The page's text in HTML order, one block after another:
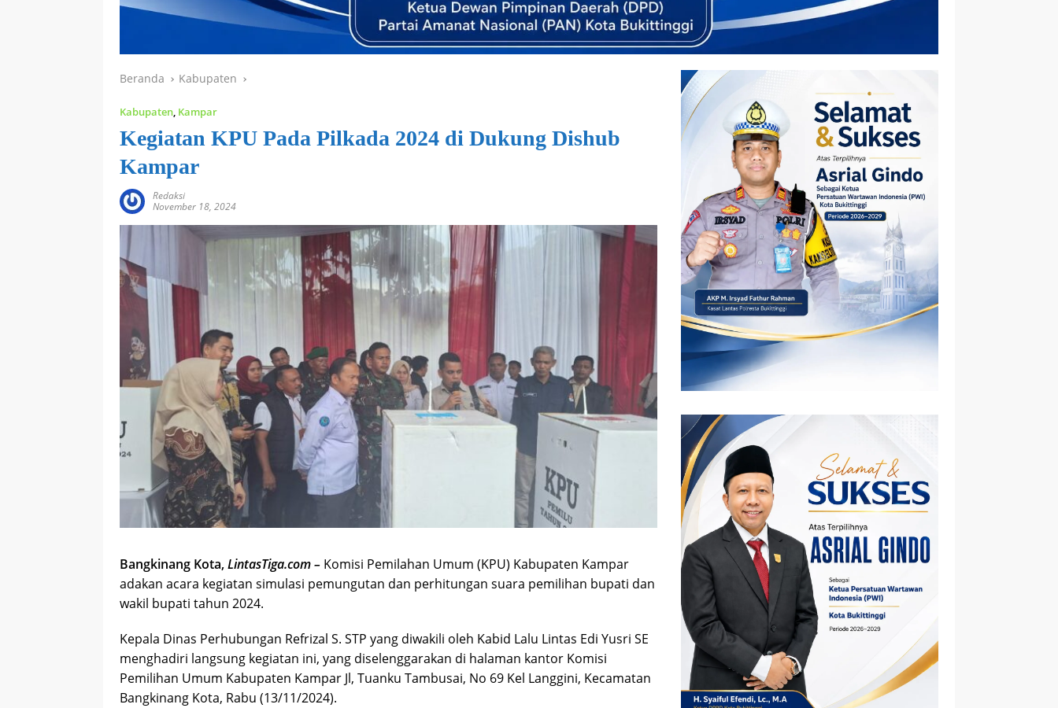
Beranda Kabupaten
Kabupaten, Kampar
Kegiatan KPU Pada Pilkada 2024 di Dukung Dishub
Kampar
Redaksi
November 18, 2024
Bangkinang Kota,LintasTiga.com – Komisi Pemilahan Umum (KPU) Kabupaten Kampar
adakan acara kegiatan simulasi pemungutan dan perhitungan suara pemilihan bupati dan
wakil bupati tahun 2024.
Kepala Dinas Perhubungan Refrizal S. STP yang diwakili oleh Kabid Lalu Lintas Edi Yusri SE
menghadiri langsung kegiatan ini, yang diselenggarakan di halaman kantor Komisi
Pemilihan Umum Kabupaten Kampar Jl, Tuanku Tambusai, No 69 Kel Langgini, Kecamatan
Bangkinang Kota, Rabu (13/11/2024).